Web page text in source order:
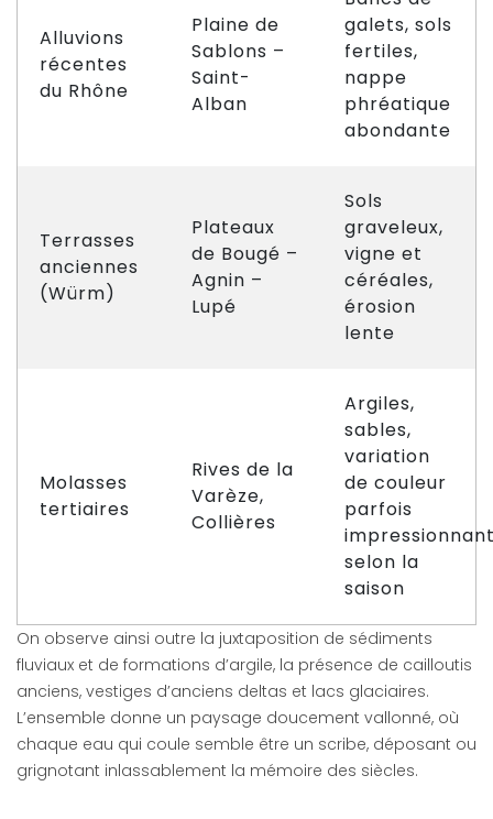
Alluvions
récentes
du Rhône
Plaine de
Sablons –
Saint-
Alban
galets, sols
fertiles,
nappe
phréatique
abondante
Terrasses
anciennes
(Würm)
Plateaux
de Bougé –
Agnin –
Lupé
Sols
graveleux,
vigne et
céréales,
érosion
lente
Molasses
tertiaires
Rives de la
Varèze,
Collières
Argiles,
sables,
variation
de couleur
parfois
selon la
saison
On observe ainsi outre la juxtaposition de sédiments
fluviaux et de formations d’argile, la présence de cailloutis
anciens, vestiges d’anciens deltas et lacs glaciaires.
L’ensemble donne un paysage doucement vallonné, où
chaque eau qui coule semble être un scribe, déposant ou
grignotant inlassablement la mémoire des siècles.